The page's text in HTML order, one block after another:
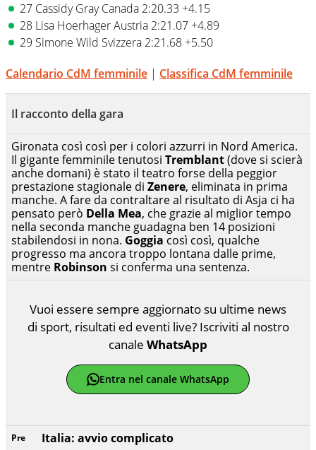
27 Cassidy Gray Canada 2:20.33 +4.15
28 Lisa Hoerhager Austria 2:21.07 +4.89
29 Simone Wild Svizzera 2:21.68 +5.50
Calendario CdM femminile | Classifica CdM femminile
Il racconto della gara
Gironata così così per i colori azzurri in Nord America.
Il gigante femminile tenutosi Tremblant(dove si scierà
anche domani) è stato il teatro forse della peggior
prestazione stagionale di Zenere, eliminata in prima
manche. A fare da contraltare al risultato di Asja ci ha
pensato però Della Mea, che grazie al miglior tempo
nella seconda manche guadagna ben 14 posizioni
stabilendosi in nona. Goggia così così, qualche
progresso ma ancora troppo lontana dalle prime,
mentre Robinson si conferma una sentenza.
Pre
Italia: avvio complicato
Vuoi essere sempre aggiornato su ultime news
di sport, risultati ed eventi live? Iscriviti al nostro
canale WhatsApp
Entra nel canale WhatsApp